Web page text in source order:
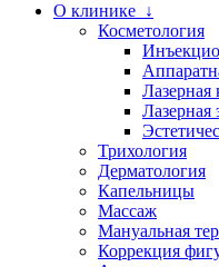
О клинике ↓
Косметология
Лазерная
Лазерная
Трихология
Дерматология
Капельницы
Массаж
Мануальная
Коррекция